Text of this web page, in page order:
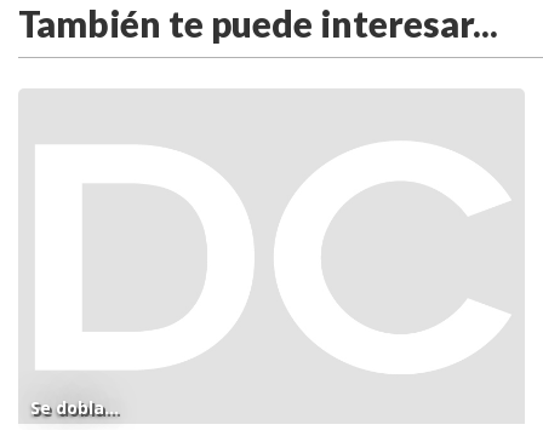
También te puede interesar...
Se dobla...